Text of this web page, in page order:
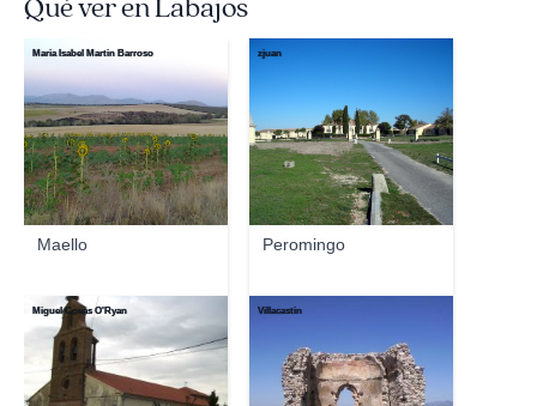
Qué ver en Labajos
Maello
Maria Isabel Martin Barroso
Peromingo
zjuan
Miguel Covas O'Ryan Villacastin